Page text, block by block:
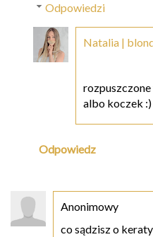
Odpowiedzi
Natalia |
rozpuszczone
albo koczek :)
Odpowiedz
Anonimowy
co sądzisz o